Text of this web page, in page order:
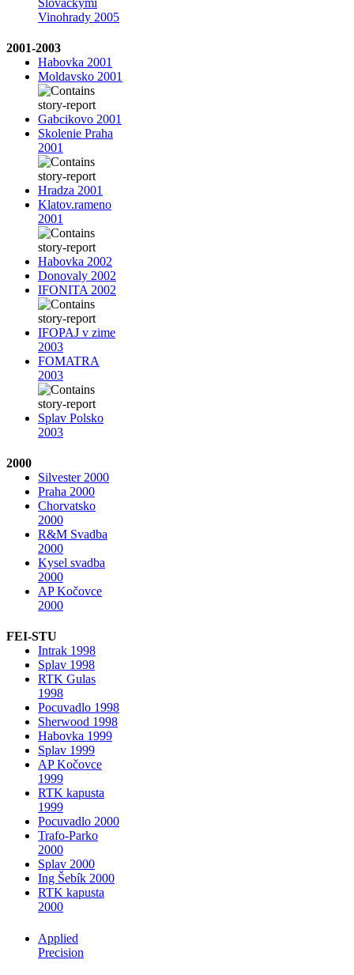
Vinohrady 2005
2001-2003
Habovka 2001
Moldavsko 2001
Gabcikovo 2001
Skolenie Praha
2001
Hradza 2001
Klatov.rameno
2001
Habovka 2002
Donovaly 2002
IFONITA 2002
IFOPAJ v zime
2003
FOMATRA
2003
Splav Polsko
2003
2000
Silvester 2000
Praha 2000
Chorvatsko
2000
R&M Svadba
2000
Kysel svadba
2000
AP Kočovce
2000
FEI-STU
Intrak 1998
Splav 1998
RTK Gulas
1998
Pocuvadlo 1998
Sherwood 1998
Habovka 1999
Splav 1999
AP Kočovce
1999
RTK kapusta
1999
Pocuvadlo 2000
Trafo-Parko
2000
Splav 2000
Ing Šebík 2000
RTK kapusta
2000
Applied
Precision